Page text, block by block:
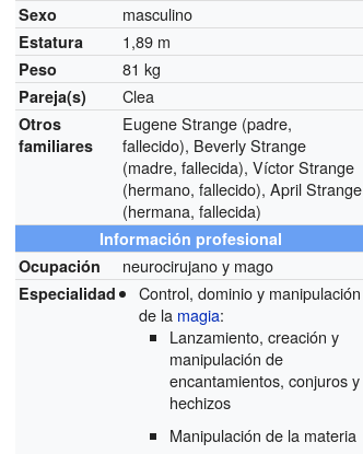
Sexo masculino
Estatura 1,89 m
Peso 81 kg
Pareja(s) Clea
Otros
familiares
Eugene Strange (padre,
fallecido), Beverly Strange
(madre, fallecida), Víctor Strange
(hermano, fallecido), April Strange
(hermana, fallecida)
Información profesional
Ocupación
neurocirujano y mago
Especialidad
Control, dominio y manipulación
de la magia:
Lanzamiento, creación y
manipulación de
encantamientos, conjuros y
hechizos
Manipulación de la materia